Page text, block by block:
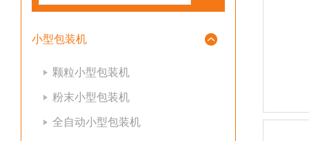
小型包装机
颗粒小型包装机
粉末小型包装机
全自动小型包装机